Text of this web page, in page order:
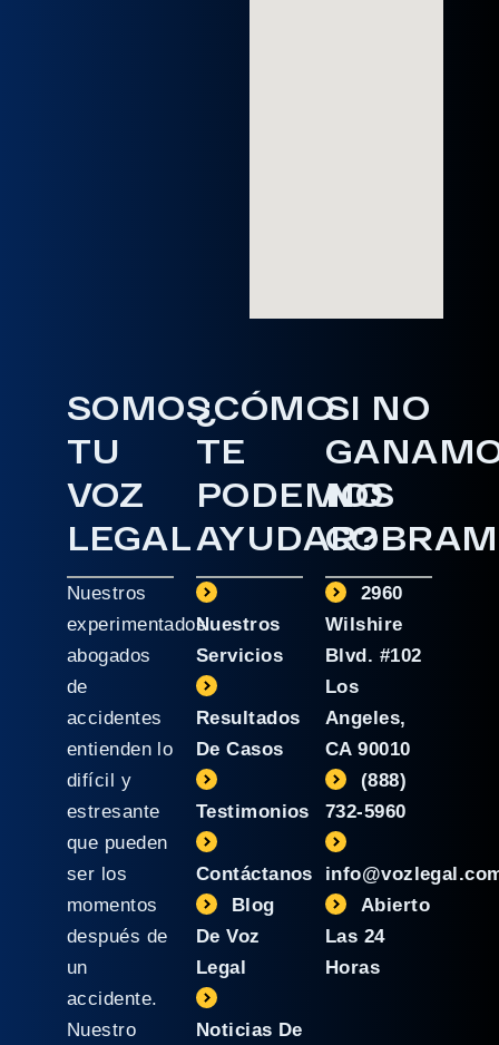
SOMOS
TU
VOZ
LEGAL
Nuestros
experimentados
abogados
de
accidentes
entienden lo
difícil y
estresante
que pueden
ser los
momentos
después de
un
accidente.
Nuestro
¿CÓMO
TE
PODEMOS
AYUDAR?
Nuestros
Servicios
Resultados
De Casos
Testimonios
Contáctanos
Blog
De Voz
Legal
Noticias De
SI NO
NO
2960
Wilshire
Blvd. #102
Los
Angeles,
CA 90010
(888)
732-5960
Abierto
Las 24
Horas